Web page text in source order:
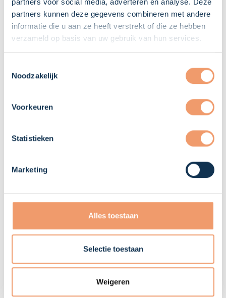
partners kunnen deze gegevens combineren met andere
informatie die u aan ze heeft verstrekt of die ze hebben
verzameld op basis van uw gebruik van hun services.
Noodzakelijk
Voorkeuren
Statistieken
Marketing
Alles toestaan
Selectie toestaan
Weigeren
In welke vakgebieden levert TPS
personeel?
Hoe selecteert TPS kandidaten?
Waar komen TPS Heroes vandaan?
Huisvesting, Mobiliteit &
Kunnen medewerkers via TPS
vervoerd worden?
Regelt TPS ook gereedschap, PBM's